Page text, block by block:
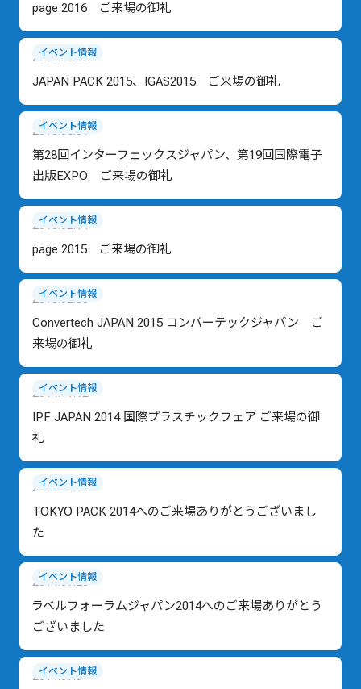
page 2016 ご来場の御礼
2015.10.26
JAPAN PACK 2015、IGAS2015 ご来場の御礼
イベント情報
2015.06.01
第28回インターフェックスジャパン、第19回国際電子
出版EXPO ご来場の御礼
イベント情報
2015.02.14
page 2015 ご来場の御礼
イベント情報
2015.02.03
Convertech JAPAN 2015 コンバーテックジャパン ご
来場の御礼
イベント情報
2014.11.12
IPF JAPAN 2014 国際プラスチックフェア ご来場の御
礼
イベント情報
2014.10.14
TOKYO PACK 2014へのご来場ありがとうございまし
た
イベント情報
2014.07.28
ラベルフォーラムジャパン2014へのご来場ありがとう
ございました
イベント情報
2014.07.07
イベント情報